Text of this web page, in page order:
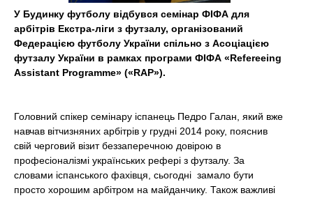
У Будинку футболу відбувся семінар ФІФА для
арбітрів Екстра-ліги з футзалу, організований
Федерацією футболу України спільно з Асоціацією
футзалу України в рамках програми ФІФА «Refereeing
Assistant Programme» («RAP»).
Головний спікер семінару іспанець Педро Галан, який вже
навчав вітчизняних арбітрів у грудні 2014 року, пояснив
свій черговий візит беззаперечною довірою в
професіоналізмі українських рефері з футзалу. За
словами іспанського фахівця, сьогодні замало бути
просто хорошим арбітром на майданчику. Також важливі